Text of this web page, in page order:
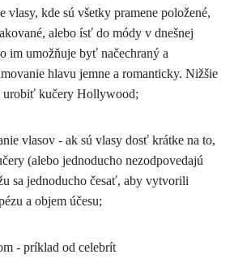
vlasy, kde sú všetky pramene položené,
alebo ísť do módy v dnešnej
im umožňuje byť načechraný a
hlavu jemne a romanticky. Nižšie
urobiť kučery Hollywood;
vlasov - ak sú vlasy dosť krátke na to,
(alebo jednoducho nezodpovedajú
sa jednoducho česať, aby vytvorili
a objem účesu;
- príklad od celebrít